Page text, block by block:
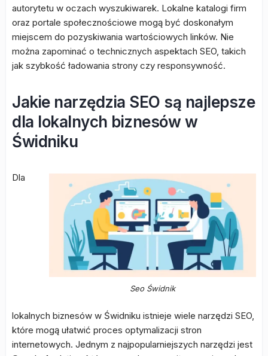
autorytetu w oczach wyszukiwarek. Lokalne katalogi firm
oraz portale społecznościowe mogą być doskonałym
miejscem do pozyskiwania wartościowych linków. Nie
można zapominać o technicznych aspektach SEO, takich
jak szybkość ładowania strony czy responsywność.
Jakie narzędzia SEO są najlepsze
dla lokalnych biznesów w
Świdniku
Seo Świdnik
Dla
lokalnych biznesów w Świdniku istnieje wiele narzędzi SEO,
które mogą ułatwić proces optymalizacji stron
internetowych. Jednym z najpopularniejszych narzędzi jest